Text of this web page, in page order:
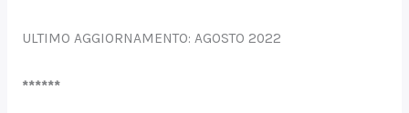
ULTIMO AGGIORNAMENTO: AGOSTO 2022
******